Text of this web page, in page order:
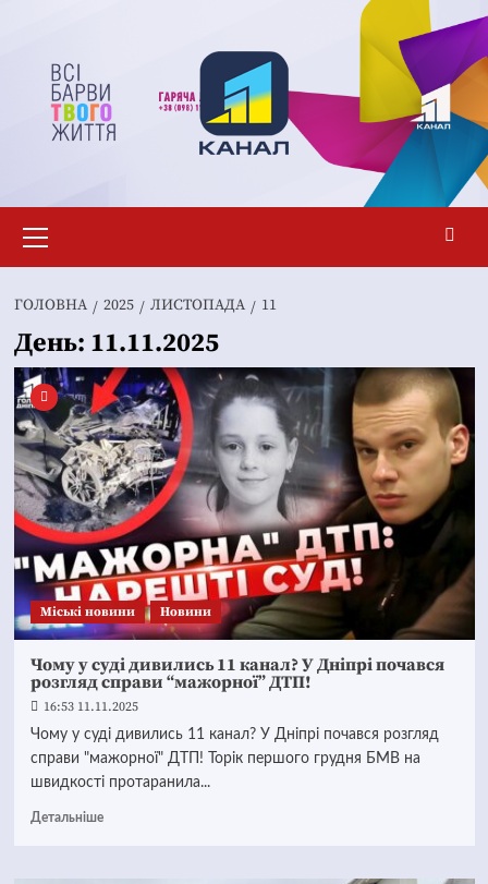
вмісту
меню
ГОЛОВНА 2025 ЛИСТОПАДА 11
День: 11.11.2025
Mіські новини Новини
Чому у суді дивились 11 канал? У Дніпрі почався
розгляд справи “мажорної” ДТП!
16:53 11.11.2025
Чому у суді дивились 11 канал? У Дніпрі почався розгляд
справи "мажорної" ДТП! Торік першого грудня БМВ на
швидкості протаранила...
Детальніше